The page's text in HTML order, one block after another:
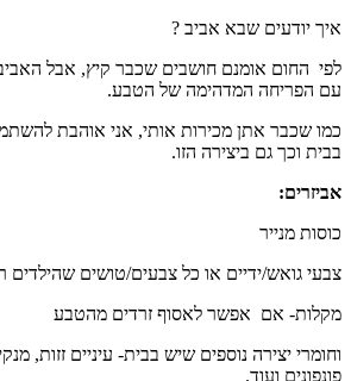
איך יודעים שבא אביב ?
לפי החום אומנם חושבים שכבר קיץ, אבל
עם הפריחה המדהימה של הטבע.
כמו שכבר אתן מכירות אותי, אני אוהבת
בבית וכך גם ביצירה הזו.
אביזרים:
כוסות מנייר
צבעי גואש/ידיים או כל צבעים/טושים שהילדים
מקלות- אם אפשר לאסוף זרדים מהטבע
וחומרי יצירה נוספים שיש בבית- עיניים זזות,
פונפונים ועוד.